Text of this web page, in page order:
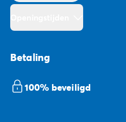
Betaling
100% beveiligd